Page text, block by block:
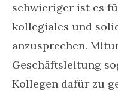
schwieriger ist es
kollegiales und
anzusprechen.
Geschäftsleitung
Kollegen dafür zu